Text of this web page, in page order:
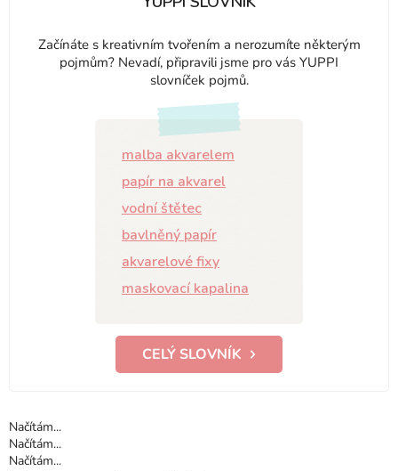
Začínáte s kreativním tvořením a nerozumíte některým
pojmům? Nevadí, připravili jsme pro vás YUPPI
slovníček pojmů.
malba akvarelem
papír na akvarel
vodní štětec
bavlněný papír
akvarelové fixy
maskovací kapalina
CELÝ SLOVNÍK
Načítám...
Načítám...
Načítám...